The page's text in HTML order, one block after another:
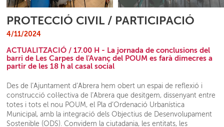
PROTECCIÓ CIVIL / PARTICIPACIÓ
4/11/2024
ACTUALITZACIÓ / 17.00 H - La jornada de conclusions del
barri de Les Carpes de l'Avanç del POUM es farà dimecres a
partir de les 18 h al casal social
Des de l’Ajuntament d’Abrera hem obert un espai de reflexió i
construcció col·lectiva de l’Abrera que desitgem, dissenyant entre
totes i tots el nou POUM, el Pla d’Ordenació Urbanística
Municipal, amb la integració dels Objectius de Desenvolupament
Sostenible (ODS). Convidem la ciutadania, les entitats, les